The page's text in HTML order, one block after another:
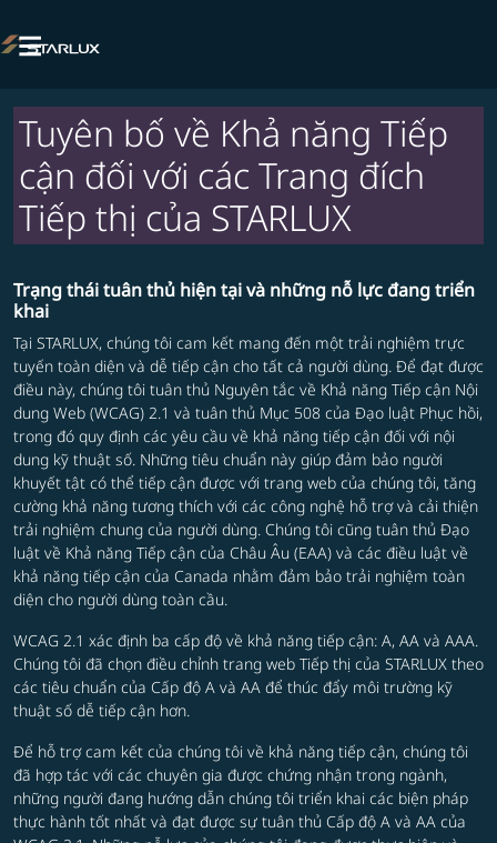

Tuyên bố về Khả năng Tiếp
cận đối với các Trang đích
Tiếp thị của STARLUX
Trạng thái tuân thủ hiện tại và những nỗ lực đang triển
khai
Tại STARLUX, chúng tôi cam kết mang đến một trải nghiệm trực
tuyến toàn diện và dễ tiếp cận cho tất cả người dùng. Để đạt được
điều này, chúng tôi tuân thủ Nguyên tắc về Khả năng Tiếp cận Nội
dung Web (WCAG) 2.1 và tuân thủ Mục 508 của Đạo luật Phục hồi,
trong đó quy định các yêu cầu về khả năng tiếp cận đối với nội
dung kỹ thuật số. Những tiêu chuẩn này giúp đảm bảo người
khuyết tật có thể tiếp cận được với trang web của chúng tôi, tăng
cường khả năng tương thích với các công nghệ hỗ trợ và cải thiện
trải nghiệm chung của người dùng. Chúng tôi cũng tuân thủ Đạo
luật về Khả năng Tiếp cận của Châu Âu (EAA) và các điều luật về
khả năng tiếp cận của Canada nhằm đảm bảo trải nghiệm toàn
diện cho người dùng toàn cầu.
WCAG 2.1 xác định ba cấp độ về khả năng tiếp cận: A, AA và AAA.
Chúng tôi đã chọn điều chỉnh trang web Tiếp thị của STARLUX theo
các tiêu chuẩn của Cấp độ A và AA để thúc đẩy môi trường kỹ
thuật số dễ tiếp cận hơn.
Để hỗ trợ cam kết của chúng tôi về khả năng tiếp cận, chúng tôi
đã hợp tác với các chuyên gia được chứng nhận trong ngành,
những người đang hướng dẫn chúng tôi triển khai các biện pháp
thực hành tốt nhất và đạt được sự tuân thủ Cấp độ A và AA của